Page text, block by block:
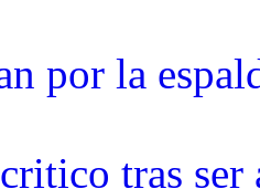
por la
tras ser